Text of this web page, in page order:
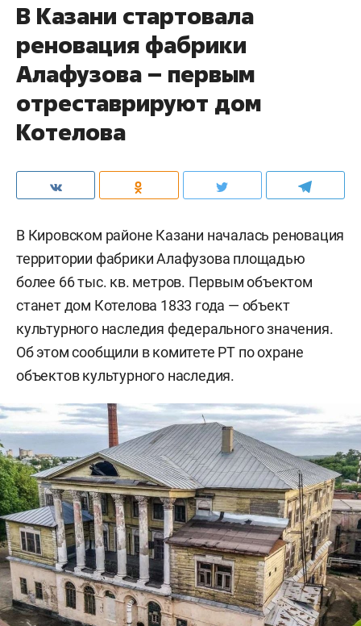
В Казани стартовала
реновация фабрики
Алафузова – первым
отреставрируют дом
Котелова
В Кировском районе Казани началась реновация
территории фабрики Алафузова площадью
более 66 тыс. кв. метров. Первым объектом
станет дом Котелова 1833 года — объект
культурного наследия федерального значения.
Об этом сообщили в комитете РТ по охране
объектов культурного наследия.